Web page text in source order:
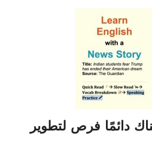
دائمًا فرص لتطوير